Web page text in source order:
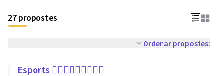
27 propostes
Ordenar propostes:
Esports 🏃🏾‍♀⛹🏼‍♀🏄🏼‍♂